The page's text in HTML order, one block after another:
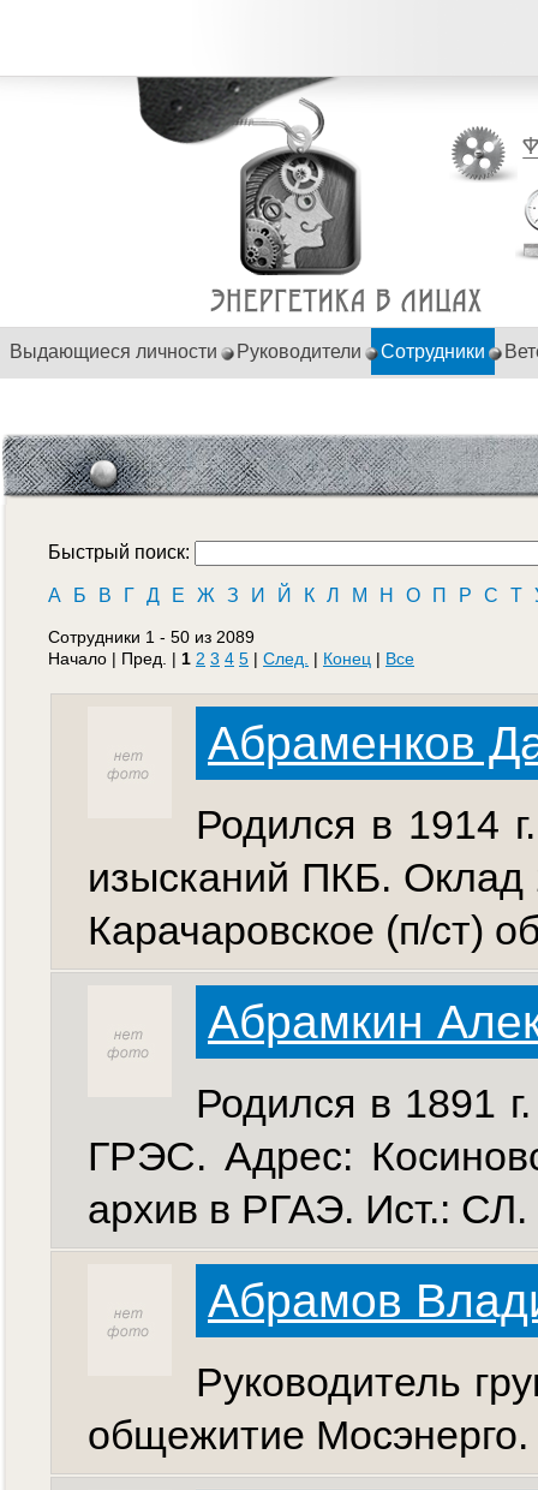
Выдающиеся личности Руководители Сотрудники
Быстрый поиск:
А Б В Г Д Е Ж З И Й К Л М Н О П Р С Т
Сотрудники 1 - 50 из 2089
Начало | Пред. | 1 2 3 4 5 | След. | Конец | Все
Абраменков
Родился в 1914
изысканий ПКБ.
Карачаровское (п/ст)
Абрамкин
Родился в 1891
ГРЭС. Адрес:
архив в РГАЭ. Ист.: СЛ.
Абрамов
Руководитель
общежитие